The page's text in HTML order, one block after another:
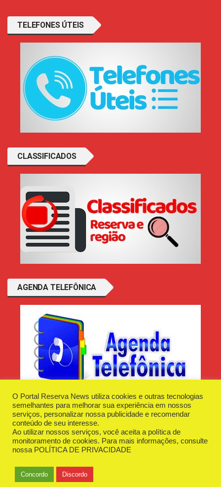
TELEFONES ÚTEIS
CLASSIFICADOS
AGENDA TELEFÔNICA
Desenvolvido e Hospedado porPlugin Informática
Reserva News Tecnologia - CNPJ - 42.509.198/0001-83
O Portal Reserva News utiliza cookies e outras tecnologias
semelhantes para melhorar sua experiência em nossos
serviços, personalizar nossa publicidade e recomendar
conteúdo de seu interesse.
Ao utilizar nossos serviços, você aceita a política de
monitoramento de cookies. Para mais informações, consulte
nossa POLÍTICA DE PRIVACIDADE
Concordo Discordo